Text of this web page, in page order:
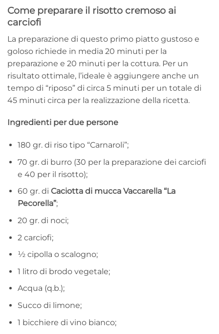
Come preparare il risotto cremoso ai
carciofi
La preparazione di questo primo piatto gustoso e
goloso richiede in media 20 minuti per la
preparazione e 20 minuti per la cottura. Per un
risultato ottimale, l’ideale è aggiungere anche un
tempo di “riposo” di circa 5 minuti per un totale di
45 minuti circa per la realizzazione della ricetta.
Ingredienti per due persone
180 gr. di riso tipo “Carnaroli”;
70 gr. di burro (30 per la preparazione dei carciofi
e 40 per il risotto);
60 gr. di Caciotta di mucca Vaccarella “La
Pecorella”;
20 gr. di noci;
2 carciofi;
½ cipolla o scalogno;
1 litro di brodo vegetale;
Acqua (q.b.);
Succo di limone;
1 bicchiere di vino bianco;